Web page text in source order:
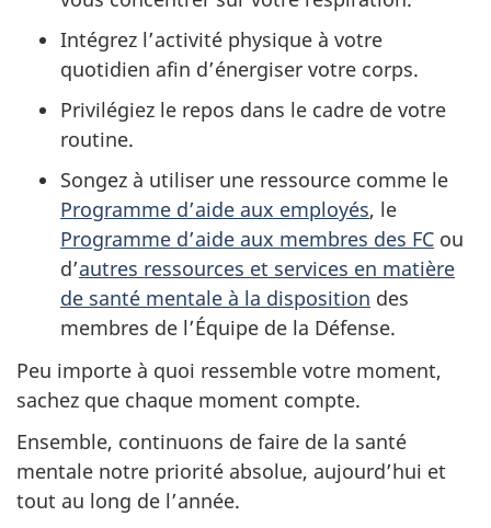
Intégrez l’activité physique à votre
quotidien afin d’énergiser votre corps.
Privilégiez le repos dans le cadre de votre
routine.
Songez à utiliser une ressource comme le
Programme d’aide aux employés, le
Programme d’aide aux membres des FC ou
d’autres ressources et services en matière
de santé mentale à la disposition des
membres de l’Équipe de la Défense.
Peu importe à quoi ressemble votre moment,
sachez que chaque moment compte.
Ensemble, continuons de faire de la santé
mentale notre priorité absolue, aujourd’hui et
tout au long de l’année.